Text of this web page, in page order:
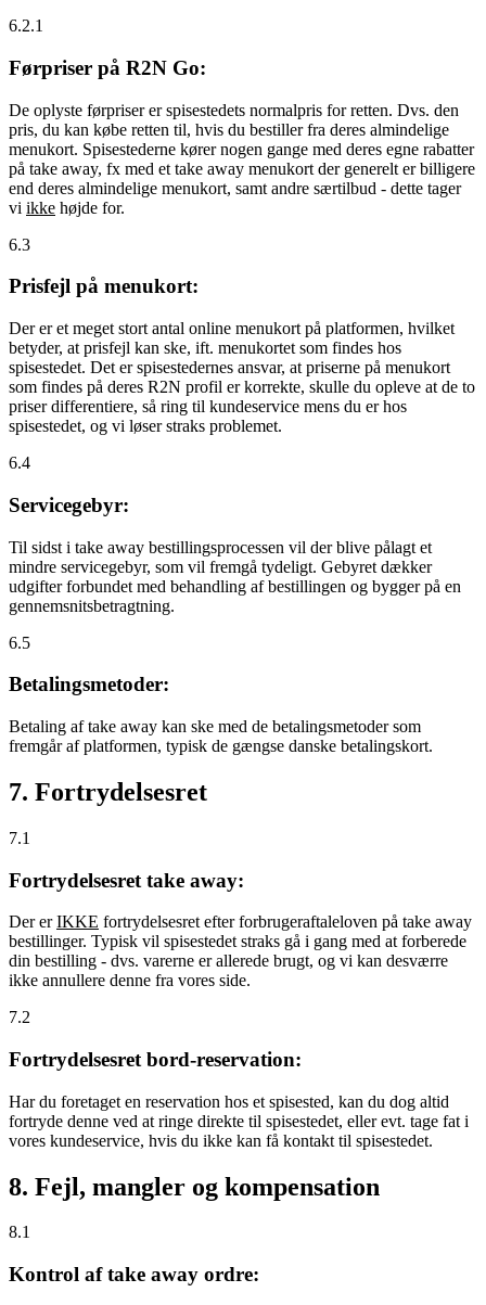
6.2.1
Førpriser på R2N Go:
De oplyste førpriser er spisestedets normalpris for retten. Dvs. den
pris, du kan købe retten til, hvis du bestiller fra deres almindelige
menukort. Spisestederne kører nogen gange med deres egne rabatter
på take away, fx med et take away menukort der generelt er billigere
end deres almindelige menukort, samt andre særtilbud - dette tager
vi ikke højde for.
6.3
Prisfejl på menukort:
Der er et meget stort antal online menukort på platformen, hvilket
betyder, at prisfejl kan ske, ift. menukortet som findes hos
spisestedet. Det er spisestedernes ansvar, at priserne på menukort
som findes på deres R2N profil er korrekte, skulle du opleve at de to
priser differentiere, så ring til kundeservice mens du er hos
spisestedet, og vi løser straks problemet.
6.4
Servicegebyr:
Til sidst i take away bestillingsprocessen vil der blive pålagt et
mindre servicegebyr, som vil fremgå tydeligt. Gebyret dækker
udgifter forbundet med behandling af bestillingen og bygger på en
gennemsnitsbetragtning.
6.5
Betalingsmetoder:
Betaling af take away kan ske med de betalingsmetoder som
fremgår af platformen, typisk de gængse danske betalingskort.
7. Fortrydelsesret
7.1
Fortrydelsesret take away:
Der erIKKE fortrydelsesret efter forbrugeraftaleloven på take away
bestillinger. Typisk vil spisestedet straks gå i gang med at forberede
din bestilling - dvs. varerne er allerede brugt, og vi kan desværre
ikke annullere denne fra vores side.
7.2
Fortrydelsesret bord-reservation:
Har du foretaget en reservation hos et spisested, kan du dog altid
fortryde denne ved at ringe direkte til spisestedet, eller evt. tage fat i
vores kundeservice, hvis du ikke kan få kontakt til spisestedet.
8. Fejl, mangler og kompensation
8.1
Kontrol af take away ordre: